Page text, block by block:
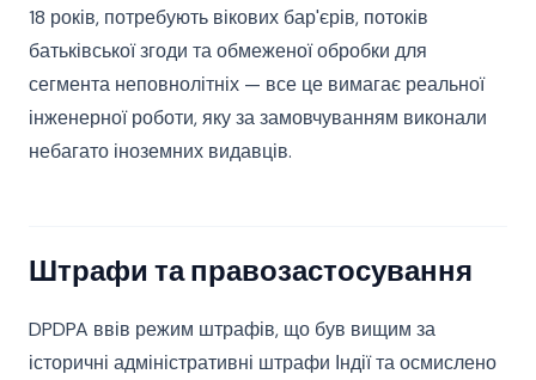
18 років, потребують вікових бар'єрів, потоків
батьківської згоди та обмеженої обробки для
сегмента неповнолітніх — все це вимагає реальної
інженерної роботи, яку за замовчуванням виконали
небагато іноземних видавців.
Штрафи та правозастосування
DPDPA ввів режим штрафів, що був вищим за
історичні адміністративні штрафи Індії та осмислено